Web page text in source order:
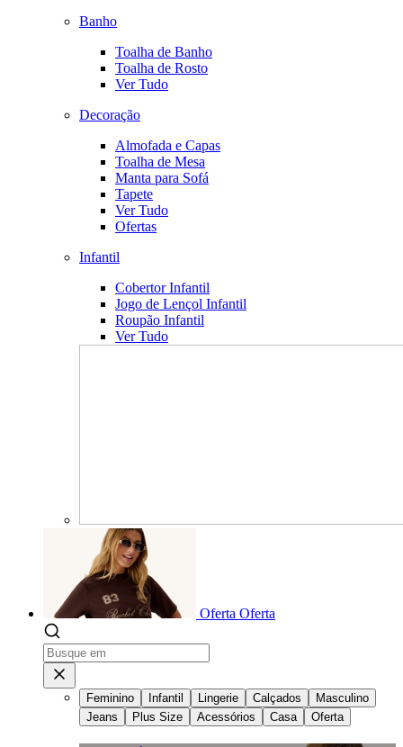
Banho
Toalha de Banho
Toalha de Rosto
Ver Tudo
Decoração
Almofada e Capas
Toalha de Mesa
Manta para Sofá
Tapete
Ver Tudo
Ofertas
Infantil
Cobertor Infantil
Jogo de Lençol Infantil
Roupão Infantil
Ver Tudo
Oferta Oferta
Feminino Infantil Lingerie Calçados
Masculino
Jeans
Plus Size Acessórios Casa Oferta